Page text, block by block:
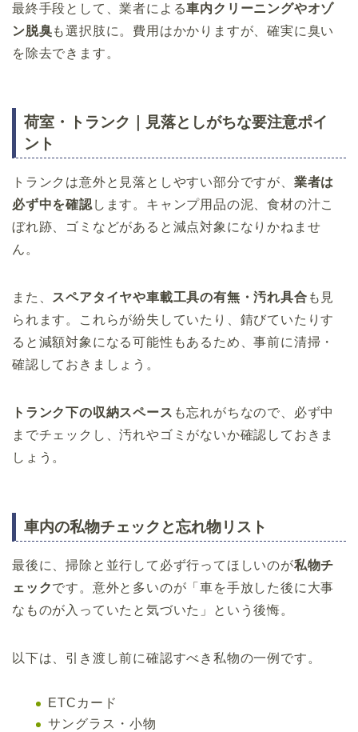
最終手段として、業者による車内クリーニングやオゾ
ン脱臭も選択肢に。費用はかかりますが、確実に臭い
を除去できます。
荷室・トランク｜見落としがちな要注意ポイ
ント
トランクは意外と見落としやすい部分ですが、 業者は
必ず中を確認 します。キャンプ用品の泥、食材の汁こ
ぼれ跡、ゴミなどがあると減点対象になりかねませ
ん。
また、 スペアタイヤや車載工具の有無・汚れ具合 も見
られます。これらが紛失していたり、錆びていたりす
ると減額対象になる可能性もあるため、事前に清掃・
確認しておきましょう。
トランク下の収納スペース も忘れがちなので、必ず中
までチェックし、汚れやゴミがないか確認しておきま
しょう。
車内の私物チェックと忘れ物リスト
最後に、掃除と並行して必ず行ってほしいのが私物チ
ェックです。意外と多いのが「車を手放した後に大事
なものが入っていたと気づいた」という後悔。
以下は、引き渡し前に確認すべき私物の一例です。
ETCカード
サングラス・小物